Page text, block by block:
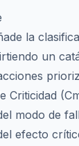
la
un
Criticidad
modo de
efecto